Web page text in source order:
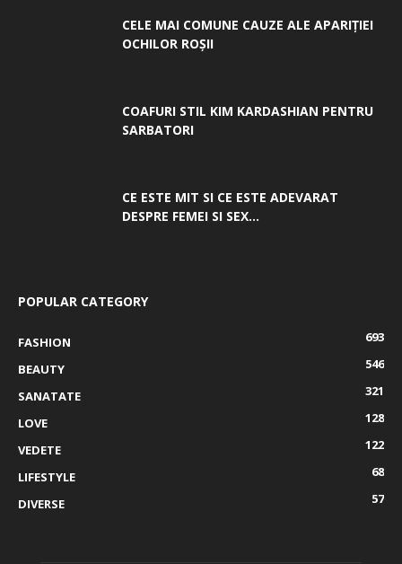
CELE MAI COMUNE CAUZE ALE APARIȚIEI
OCHILOR ROȘII
COAFURI STIL KIM KARDASHIAN PENTRU
SARBATORI
CE ESTE MIT SI CE ESTE ADEVARAT
DESPRE FEMEI SI SEX...
POPULAR CATEGORY
FASHION
693
BEAUTY
546
SANATATE
321
LOVE
128
VEDETE
122
LIFESTYLE
68
DIVERSE
57